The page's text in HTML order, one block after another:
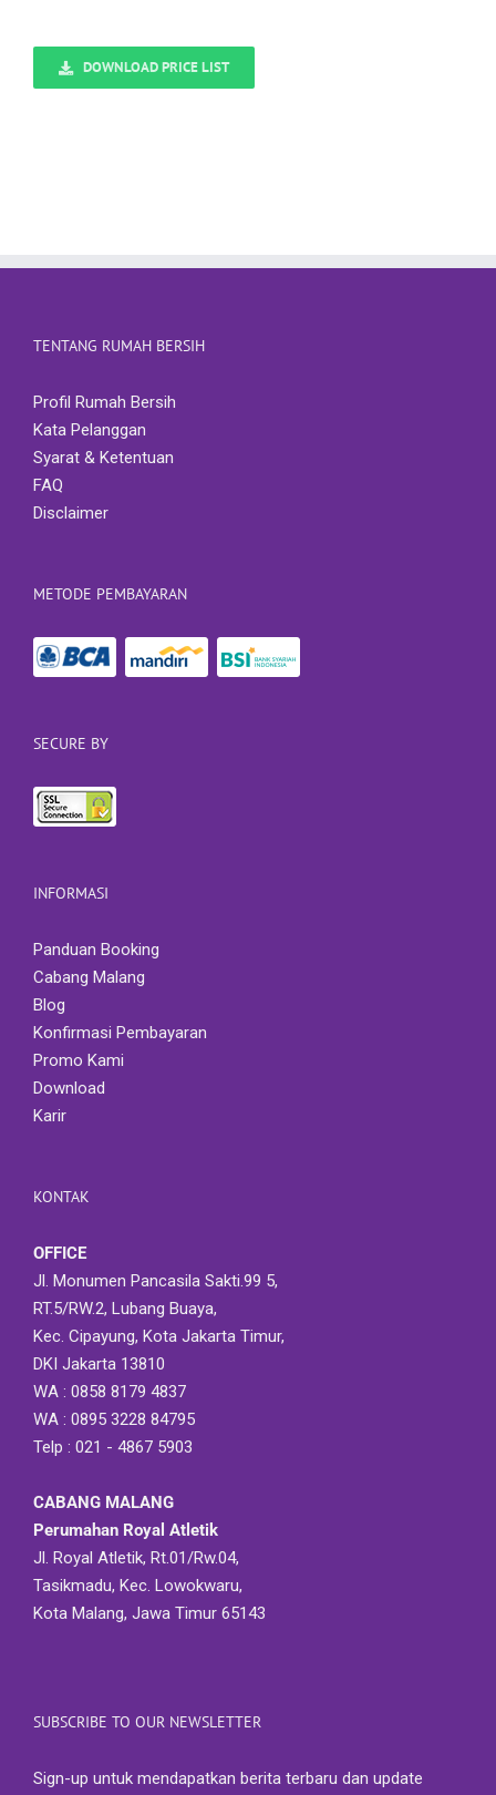
DOWNLOAD PRICE LIST
TENTANG RUMAH BERSIH
Profil Rumah Bersih
Kata Pelanggan
Syarat & Ketentuan
FAQ
Disclaimer
METODE PEMBAYARAN
SECURE BY
INFORMASI
Panduan Booking
Cabang Malang
Blog
Konfirmasi Pembayaran
Promo Kami
Download
Karir
KONTAK
OFFICE
Jl. Monumen Pancasila Sakti.99 5,
RT.5/RW.2, Lubang Buaya,
Kec. Cipayung, Kota Jakarta Timur,
DKI Jakarta 13810
WA : 0858 8179 4837
WA : 0895 3228 84795
Telp : 021 - 4867 5903
CABANG MALANG
Perumahan Royal Atletik
Jl. Royal Atletik, Rt.01/Rw.04,
Tasikmadu, Kec. Lowokwaru,
Kota Malang, Jawa Timur 65143
SUBSCRIBE TO OUR NEWSLETTER
Sign-up untuk mendapatkan berita terbaru dan update